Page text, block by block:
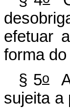
efetuar
forma
§ 5o
sujeita a